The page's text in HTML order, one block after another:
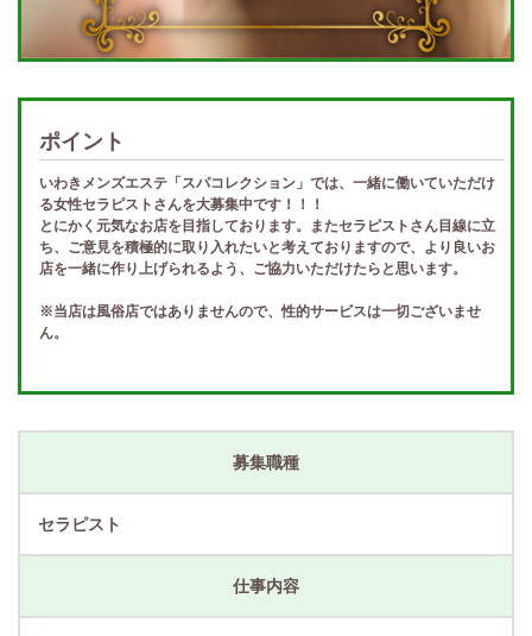
ポイント
いわきメンズエステ「スパコレクション」では、一緒に働いていただけ
る女性セラピストさんを大募集中です！！！
とにかく元気なお店を目指しております。またセラピストさん目線に立
ち、ご意見を積極的に取り入れたいと考えておりますので、より良いお
店を一緒に作り上げられるよう、ご協力いただけたらと思います。
※当店は風俗店ではありませんので、性的サービスは一切ございませ
ん。
募集職種
セラピスト
仕事内容